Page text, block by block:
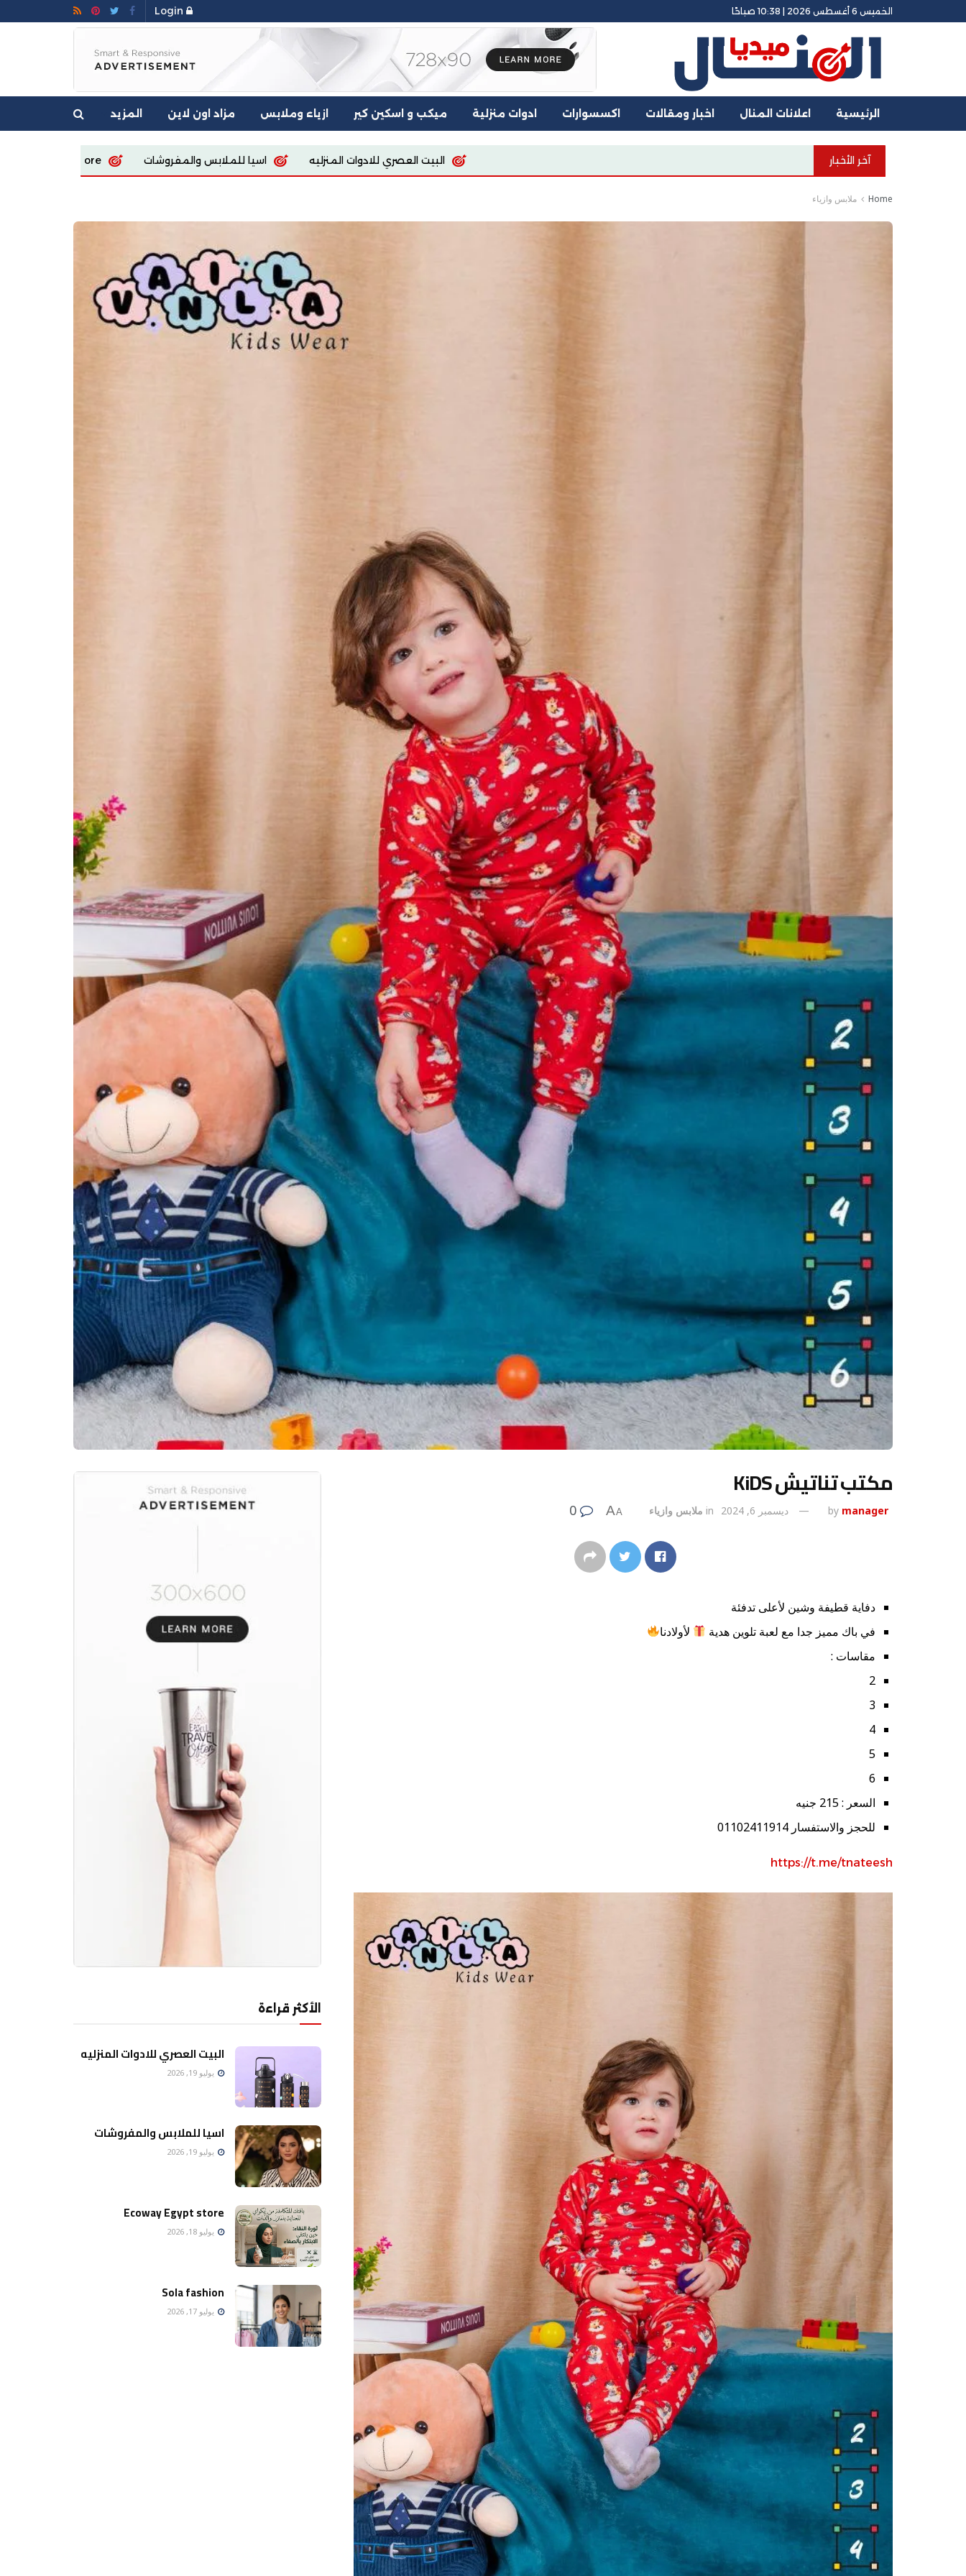
الخميس 6 أغسطس 2026 | 10:38 صباحًا
الرئيسية اعلانات المنال اخبار ومقالات اكسسوارات ادوات منزلية ميكب و اسكين كير ازياء وملابس مزاد اون لاين المزيد
آخر الأخبار اسيا للملابس والمفروشات Ecoway Egypt store
Sola fashion
Home ملابس وازياء
مكتب تناتيش KiDS
by manager ديسمبر 6, 2024 in ملابس وازياء A
A
دفاية قطيفة وشين لأعلى تدفئة
في باك مميز جدا مع لعبة تلوين هدية
لأولادنا
مقاسات :
2
3
4
5
6
السعر : 215 جنيه
للحجز والاستفسار 01102411914
https://t.me/tnateesh
الأكثر قراءة
البيت العصري للادوات المنزليه
يوليو 19, 2026
اسيا للملابس والمفروشات
يوليو 19, 2026
Ecoway Egypt store
يوليو 18, 2026
Sola fashion
يوليو 17, 2026